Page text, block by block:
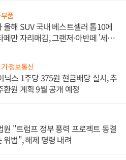
품
올해 SUV 국내 베스트셀러 톱10에
페만 자리매김, 그랜저·아반떼 '세단
·정보통신
닉스 1주당 375원 현금배당 실시, 추
환원 계획 9월 공개 예정
원 "트럼프 정부 풍력 프로젝트 동결
위법", 해제 명령 내려